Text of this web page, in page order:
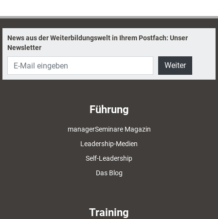
News aus der Weiterbildungswelt in Ihrem Postfach: Unser
Newsletter
Weiter
Führung
managerSeminare Magazin
Leadership-Medien
Self-Leadership
Das Blog
Training